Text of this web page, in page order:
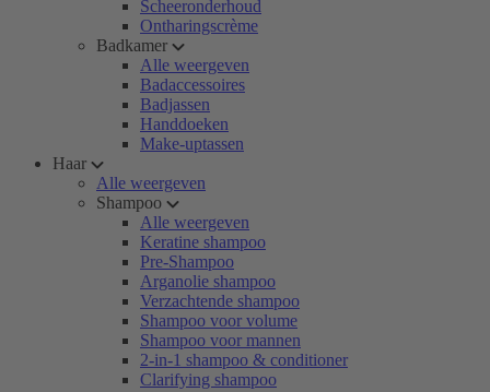
Scheeronderhoud
Ontharingscrème
Badkamer
Alle weergeven
Badaccessoires
Badjassen
Handdoeken
Make-uptassen
Haar
Alle weergeven
Shampoo
Alle weergeven
Keratine shampoo
Pre-Shampoo
Arganolie shampoo
Verzachtende shampoo
Shampoo voor volume
Shampoo voor mannen
2-in-1 shampoo & conditioner
Clarifying shampoo